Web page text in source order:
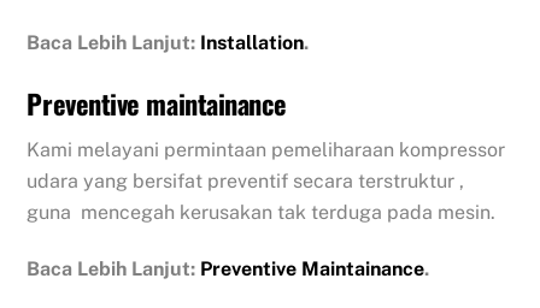
Baca Lebih Lanjut: Installation.
Preventive maintainance
Kami melayani permintaan pemeliharaan kompressor
udara yang bersifat preventif secara terstruktur ,
guna mencegah kerusakan tak terduga pada mesin.
Baca Lebih Lanjut: Preventive Maintainance.